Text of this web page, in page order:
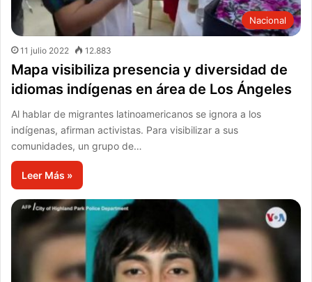
Nacional
11 julio 2022 12.883
Mapa visibiliza presencia y diversidad de
idiomas indígenas en área de Los Ángeles
Al hablar de migrantes latinoamericanos se ignora a los
indígenas, afirman activistas. Para visibilizar a sus
comunidades, un grupo de…
Leer Más »